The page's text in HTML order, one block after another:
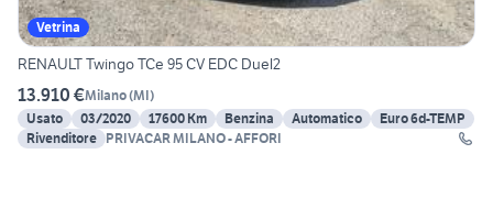
Vetrina
RENAULT Twingo TCe 95 CV EDC Duel2
13.910 €Milano(MI)
Usato
03/2020 17600 Km Benzina Automatico
Euro 6d-TEMP
Rivenditore PRIVACAR MILANO - AFFORI